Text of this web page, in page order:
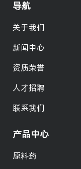
导航
关于我们
新闻中心
资质荣誉
人才招聘
联系我们
产品中心
原料药